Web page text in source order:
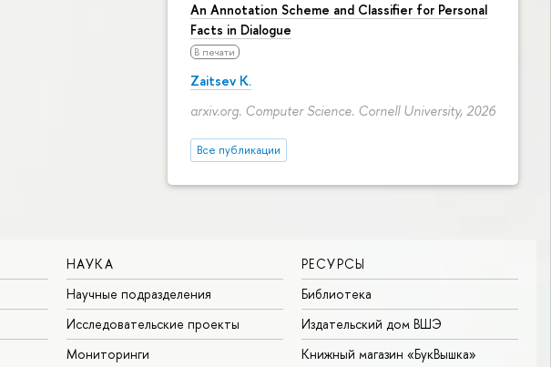
An Annotation Scheme and Classifier for Personal
Facts in Dialogue
В печати
Zaitsev K.
arxiv.org. Computer Science. Cornell University, 2026
Все публикации
НАУКА
Научные подразделения
Исследовательские проекты
Мониторинги
РЕСУРСЫ
Библиотека
Издательский дом ВШЭ
Книжный магазин «БукВышка»